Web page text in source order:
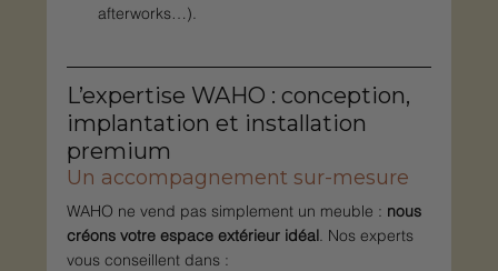
afterworks…).
L’expertise WAHO : conception,
implantation et installation
premium
Un accompagnement sur-mesure
WAHO ne vend pas simplement un meuble : nous
créons votre espace extérieur idéal. Nos experts
vous conseillent dans :